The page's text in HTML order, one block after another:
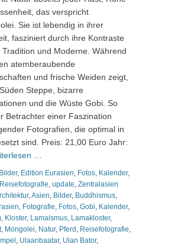
das verspricht
Sie ist lebendig in ihrer
fasziniert durch ihre Kontraste
Tradition und Moderne. Während
atemberaubende
und frische Weiden zeigt,
Steppe, bizarre
und die Wüste Gobi. So
Betrachter einer Faszination
Fotografien, die optimal in
sind. Preis: 21,00 Euro Jahr:
…
Bilder, Edition Eurasien, Fotos, Kalender,
Reisefotografie, update, Zentralasien
,Asien, Bilder, Buddhismus,
, Fotografie, Fotos, Gobi, Kalender,
, Kloster, Lamaismus, Lamakloster,
, Mongolei, Natur, Pferd , Reisefotografie,
, Ulaanbaatar, Ulan Bator,